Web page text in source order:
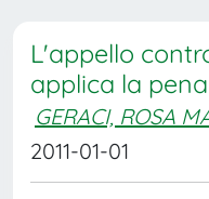
L'appello
applica la
GERACI, ROSA
2011-01-01